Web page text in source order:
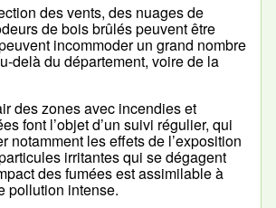
des vents, des nuages de
de bois brûlés peuvent être
incommoder un grand nombre
delà du département, voire de la
des zones avec incendies et
font l’objet d’un suivi régulier, qui
notamment les effets de l’exposition
irritantes qui se dégagent
des fumées est assimilable à
pollution intense.